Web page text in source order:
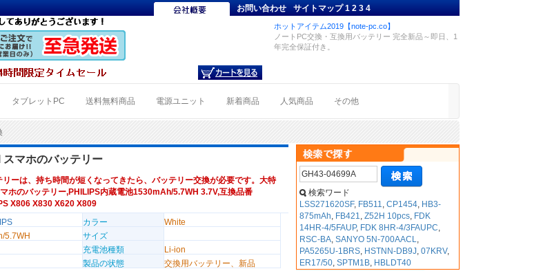
お問い合わせ サイトマップ 1234
ホットアイテム2019【note-pc.co】
ノートPC交換・互換用バッテリー 完全新品～即日、1
年完全保証付き。
タブレットPC 送料無料商品 電源ユニット 新着商品 人気商品 その他
マホのバッテリー
ーは、持ち時間が短くなってきたら、バッテリー交換が必要です。大特
ホのバッテリー,PHILIPS内蔵電池1530mAh/5.7WH 3.7V,互換品番
X806 X830 X620 X809
カラー
White
5.7WH
サイズ
充電池種類
Li-ion
製品の状態 交換用バッテリー、新品
検索ワード
LSS271620SF, FB511,CP1454, HB3-
875mAh, FB421,Z52H 10pcs, FDK
14HR-4/5FAUP, FDK 8HR-4/3FAUPC,
RSC-BA,SANYO 5N-700AACL,
PA5265U-1BRS, HSTNN-DB9J,07KRV,
ER17/50,SPTM1B, HBLDT40